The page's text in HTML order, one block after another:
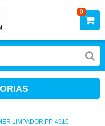
0
LIMPADOR PP 4910